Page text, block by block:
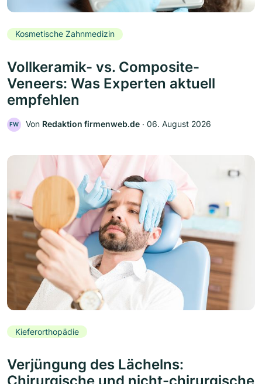
Kosmetische Zahnmedizin
Vollkeramik- vs. Composite-
Veneers: Was Experten aktuell
empfehlen
FW Von Redaktion firmenweb.de ‧ 06. August 2026
Kieferorthopädie
Verjüngung des Lächelns: